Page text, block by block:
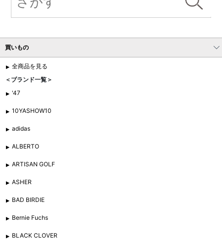
買いもの
全商品を見る
＜ブランド一覧＞
'47
10YASHOW10
adidas
ALBERTO
ARTISAN GOLF
ASHER
BAD BIRDIE
Bernie Fuchs
BLACK CLOVER